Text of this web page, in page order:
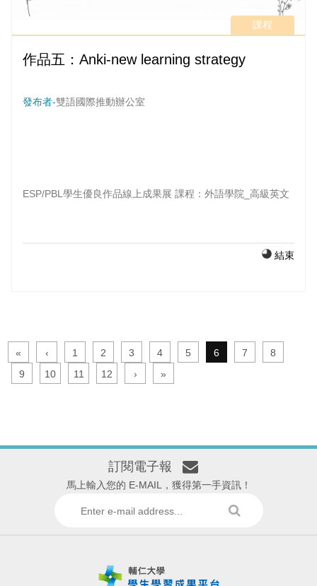
課程
作品五：Anki-new learning strategy
發布者-雙語國際推動辦公室
ESP/PBL學生優良作品線上成果展 課程：外語學院_高級英文
結束
« ‹ 1 2 3 4 5 6 7
8
9
10 11 12 › »
訂閱電子報
馬上輸入您的 E-MAIL，獲得第一手資訊！